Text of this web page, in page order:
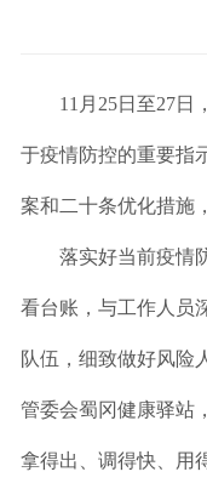
11月25日至27
于疫情防控的重要指
案和二十条优化措施
落实好当前疫情
看台账，与工作人员
队伍，细致做好风险
管委会蜀冈健康驿站
拿得出、调得快、用